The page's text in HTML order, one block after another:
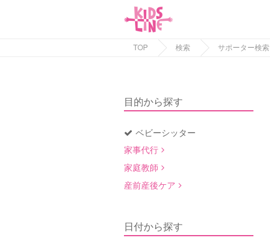
TOP 検索 サポーター検索
目的から探す
ベビーシッター
家事代行
家庭教師
産前産後ケア
日付から探す